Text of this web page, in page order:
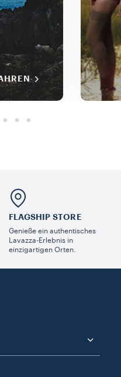
FLAGSHIP STORE
Genieße ein authentisches
Lavazza-Erlebnis in
einzigartigen Orten.